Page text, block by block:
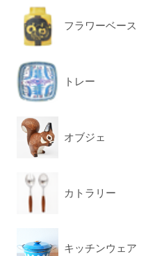
フラワーベース
トレー
オブジェ
カトラリー
キッチンウェア